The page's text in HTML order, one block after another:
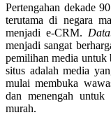
Pertengahan dekade
terutama di negara
menjadi e-CRM.
menjadi sangat
pemilihan media
situs adalah media
mulai membuka
dan menengah
murah.